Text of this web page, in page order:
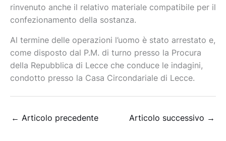
rinvenuto anche il relativo materiale compatibile per il
confezionamento della sostanza.
Al termine delle operazioni l’uomo è stato arrestato e,
come disposto dal P.M. di turno presso la Procura
della Repubblica di Lecce che conduce le indagini,
condotto presso la Casa Circondariale di Lecce.
← Articolo precedente Articolo successivo →